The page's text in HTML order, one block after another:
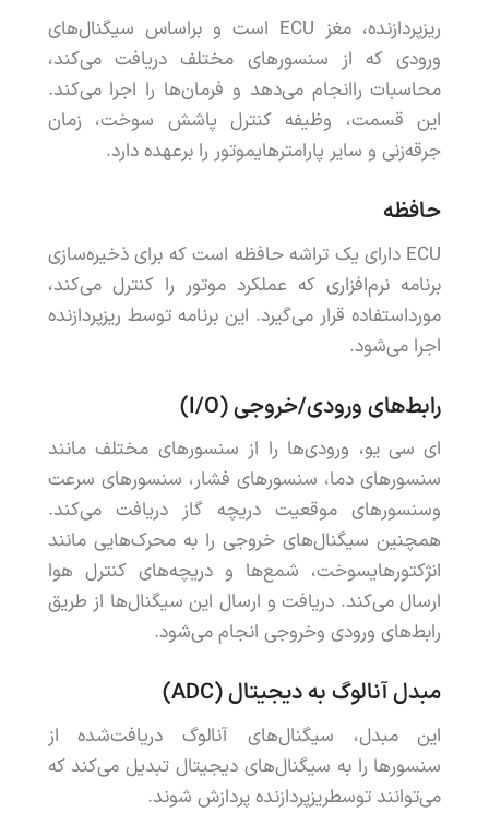
ریزپردازنده، مغز ECU است و براساس سیگنالهای
ورودی که از سنسورهای مختلف دریافت میکند،
محاسبات راانجام میدهد و فرمانها را اجرا میکند.
این قسمت، وظیفه کنترل پاشش سوخت، زمان
جرقهزنی و سایر پارامترهایموتور را برعهده دارد.
حافظه
ECU دارای یک تراشه حافظه است که برای ذخیرهسازی
برنامه نرمافزاری که عملکرد موتور را کنترل میکند،
مورداستفاده قرار میگیرد. این برنامه توسط ریزپردازنده
اجرا میشود.
رابطهای ورودی/خروجی(
I/O
)
ای سی یو، ورودیها را از سنسورهای مختلف مانند
سنسورهای دما، سنسورهای فشار، سنسورهای سرعت
وسنسورهای موقعیت دریچه گاز دریافت میکند.
همچنین سیگنالهای خروجی را به محرکهایی مانند
انژکتورهایسوخت، شمعها و دریچههای کنترل هوا
ارسال میکند. دریافت و ارسال این سیگنالها از طریق
رابطهای ورودی وخروجی انجام میشود.
مبدلآنالوگ به دیجیتال(
ADC
)
این مبدل، سیگنالهای آنالوگ دریافتشده
از
سنسورها را به سیگنالهای دیجیتال تبدیل میکند که
میتوانند توسطریزپردازنده پردازش شوند.